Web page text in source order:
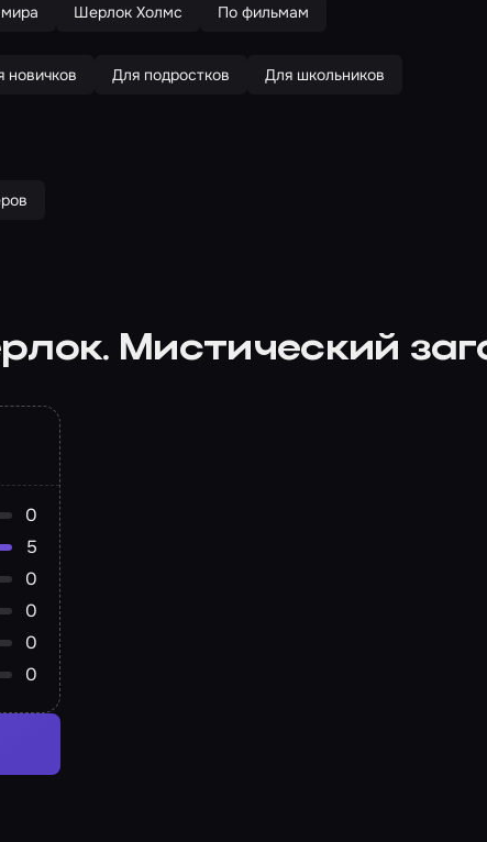
Шерлок Холмс По фильмам
новичков Для подростков Для школьников
Мистический
0
5
0
0
0
0